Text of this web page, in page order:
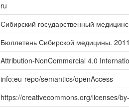
ru
Сибирский государственный
Бюллетень Сибирской медицины.
Attribution-NonCommercial 4.0
info:eu-repo/semantics/openAccess
https://creativecommons.org/licenses/